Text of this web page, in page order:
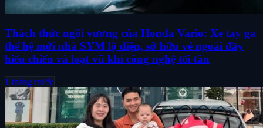
Thách thức ngôi vương của Honda Vario: Xe tay ga
thế hệ mới nhà SYM lộ diện, sở hữu vẻ ngoài đầy
hiếu chiến và loạt vũ khí công nghệ tối tân
1 tháng trước